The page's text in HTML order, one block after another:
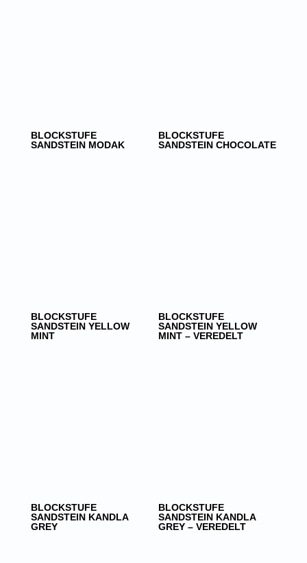
BLOCKSTUFE
SANDSTEIN MODAK
BLOCKSTUFE
SANDSTEIN CHOCOLATE
BLOCKSTUFE
SANDSTEIN YELLOW
MINT
BLOCKSTUFE
SANDSTEIN YELLOW
MINT – VEREDELT
BLOCKSTUFE
SANDSTEIN KANDLA
GREY
BLOCKSTUFE
SANDSTEIN KANDLA
GREY – VEREDELT